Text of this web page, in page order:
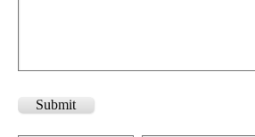
Submit